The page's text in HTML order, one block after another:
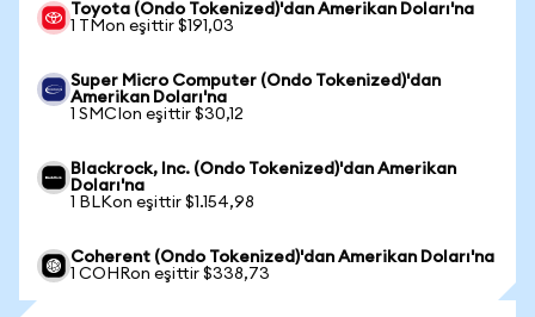
Toyota (Ondo Tokenized)'dan Amerikan Doları'na
1 TMon eşittir $191,03
Super Micro Computer (Ondo Tokenized)'dan
Amerikan Doları'na
1 SMCIon eşittir $30,12
Blackrock, Inc. (Ondo Tokenized)'dan Amerikan
Doları'na
1 BLKon eşittir $1.154,98
Coherent (Ondo Tokenized)'dan Amerikan Doları'na
1 COHRon eşittir $338,73